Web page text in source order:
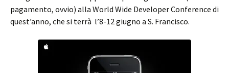
pagamento, ovvio) alla World Wide Developer Conference di
quest’anno, che si terrà l’8-12 giugno a S. Francisco.